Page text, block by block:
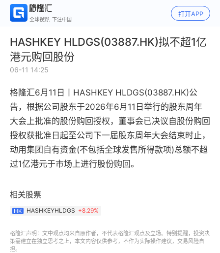
全球视野, 下注中国
打开APP
HASHKEY HLDGS(03887.HK)拟不超1亿
港元购回股份
06-11 14:25
格隆汇6月11日丨 HASHKEY HLDGS(03887.HK)公
告， 根据公司股东于2026年6月11日举行的股东周年
大会上批准的股份购回授权，董事会已决议自股份购回
授权获批准日起至公司下一届股东周年大会结束时止，
动用集团自有资金(不包括全球发售所得款项)总额不超
过1亿港元于市场上进行股份购回。
相关股票
HK HASHKEYHLDGS +8.29%
格隆汇声明：文中观点均来自原作者，不代表格隆汇观点及立场。特别提醒，投资决
策需建立在独立思考之上，本文内容仅供参考，不作为实际操作建议，交易风险自
担。